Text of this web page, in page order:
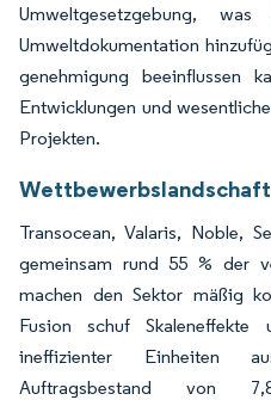
Umweltgesetzgebung,
Umweltdokumentation
genehmigung beeinflussen
Entwicklungen und
Projekten.
Wettbewerbslandschaft
Transocean, Valaris, Noble,
gemeinsam rund 55 % der
machen den Sektor mäßig
Fusion schuf
ineffizienter Einheiten
Auftragsbestand von